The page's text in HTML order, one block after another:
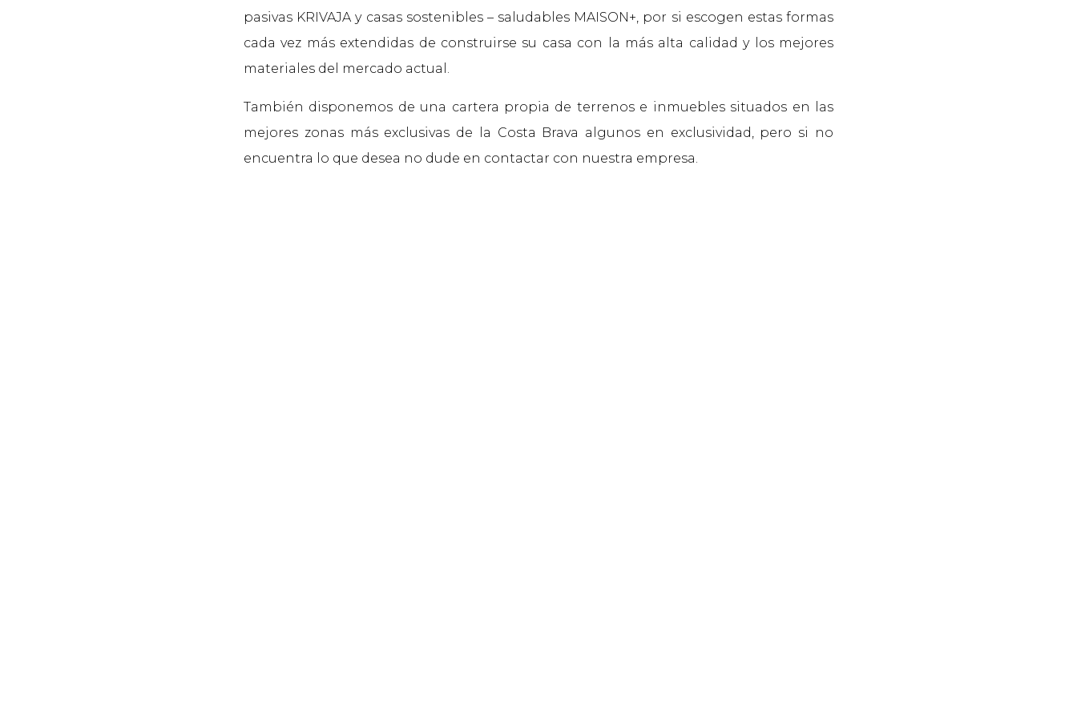
pasivas KRIVAJA y casas sostenibles – saludables MAISON+, por si escogen estas formas
cada vez más extendidas de construirse su casa con la más alta calidad y los mejores
materiales del mercado actual.
También disponemos de una cartera propia de terrenos e inmuebles situados en las
mejores zonas más exclusivas de la Costa Brava algunos en exclusividad, pero si no
encuentra lo que desea no dude en contactar con nuestra empresa.